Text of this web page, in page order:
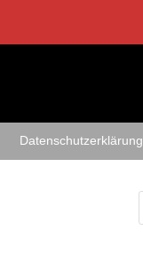
Datenschutzerklärung